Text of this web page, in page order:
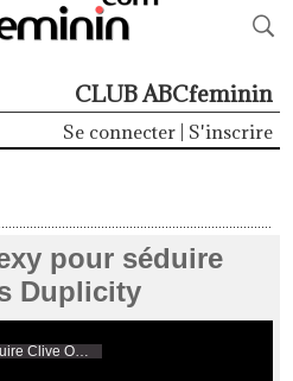
CLUB ABCfeminin
Se connecter S'inscrire
pour séduire
Duplicity